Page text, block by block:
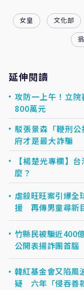
女皇 文化部
延伸閱讀
攻防一上午！立
800萬元
駁張景森「鞭刑
府才是最大詐騙
【楊楚光專欄】
麼？
虐殺旺旺案引爆全
援 再傳男童尋新
竹縣民被騙近400
公開表揚詐團首腦
韓紅基金會又陷風
疑 六年「侵吞善